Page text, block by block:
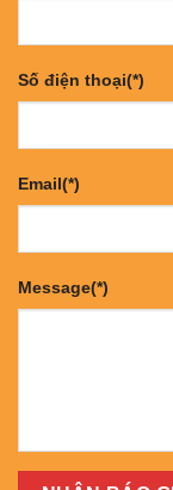
Số điện thoại(*)
Email(*)
Message(*)